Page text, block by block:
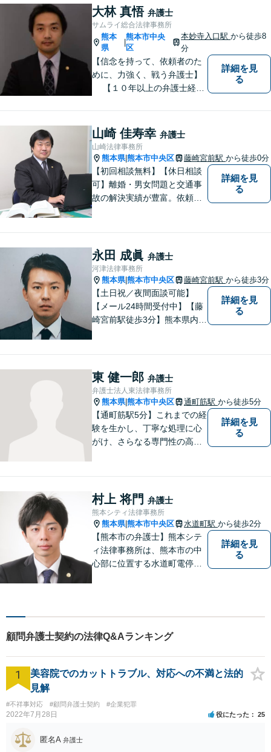
ート。企業からのご相談も承
ります【交通事故】弁護士費
用特約の利用可【夜間・休日
面談可】
大林 真悟 弁護士
サムライ総合法律事務所
熊本
県
|
熊本市中央
区
本妙寺入口駅から徒歩8
分
【信念を持って、依頼者のた
めに、力強く、戦う弁護士】
【１０年以上の弁護士経
等の男女トラブル、③顧問弁
護の３つの分野に力を注ぐ弁
護士】
詳細を見
る
山崎 佳寿幸 弁護士
山崎法律事務所
熊本県|熊本市中央区 藤崎宮前駅 から徒歩0分
【初回相談無料】【休日相談
可】離婚・男女問題と交通事
故の解決実績が豊富。依頼者
ださい。【熊本市中心部】地
域に密着した町医者みたいな
弁護士です。
詳細を見
る
永田 成眞 弁護士
河津法律事務所
熊本県|熊本市中央区 藤崎宮前駅 から徒歩3分
【土日祝／夜間面談可能】
【メール24時間受付中】【藤
崎宮前駅徒歩3分】熊本県内及
の方の契約関係トラブルまで
幅広くご相談いただいており
ます。お気軽にご相談くださ
い。
詳細を見
る
東 健一郎 弁護士
弁護士法人東法律事務所
熊本県|熊本市中央区 通町筋駅 から徒歩5分
【通町筋駅5分】これまでの経
験を生かし、丁寧な処理に心
がけ、さらなる専門性の高い
意しております。様々な問題
に悩まれたとき、まずはお気
軽にご相談下さい。
詳細を見
る
村上 将門 弁護士
熊本シティ法律事務所
熊本県|熊本市中央区 水道町駅 から徒歩2分
【熊本市の弁護士】熊本シテ
ィ法律事務所は、熊本市の中
心部に位置する水道町電停よ
す。
詳細を見
る
顧問弁護士契約の法律Q&Aランキング
1
美容院でのカットトラブル、対応への不満と法的
見解
#不祥事対応 #顧問弁護士契約 #企業犯罪
2022年7月28日 役にたった 25
匿名A 弁護士